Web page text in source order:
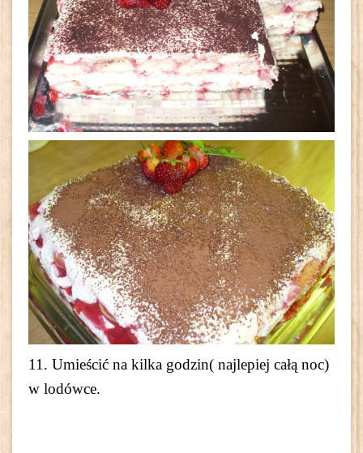
11. Umieścić na kilka godzin( najlepiej całą noc)
w lodówce.